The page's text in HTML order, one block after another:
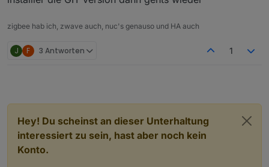
zigbee hab ich, zwave auch, nuc's genauso und HA auch
J F 3 Antworten 1
Hey! Du scheinst an dieser Unterhaltung
interessiert zu sein, hast aber noch kein
Konto.